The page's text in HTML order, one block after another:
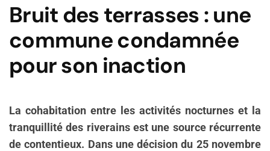
Bruit des terrasses : une
commune condamnée
pour son inaction
La cohabitation entre les activités nocturnes et la
tranquillité des riverains est une source récurrente
de contentieux. Dans une décision du 25 novembre